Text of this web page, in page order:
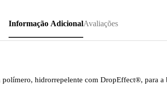
Informação AdicionalAvaliações
hidrorrepelente com DropEffect®, para a